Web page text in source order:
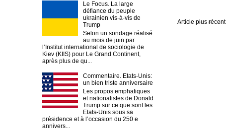
Article plus récent
Le Focus. La large
défiance du peuple
ukrainien vis-à-vis de
Trump
Selon un sondage réalisé
au mois de juin par
l’Institut international de sociologie de
Kiev (KIIS) pour Le Grand Continent,
après plus de qu...
Commentaire. Etats-Unis:
un bien triste anniversaire
Les propos emphatiques
et nationalistes de Donald
Trump sur ce que sont les
Etats-Unis sous sa
présidence et à l’occasion du 250 e
annivers...